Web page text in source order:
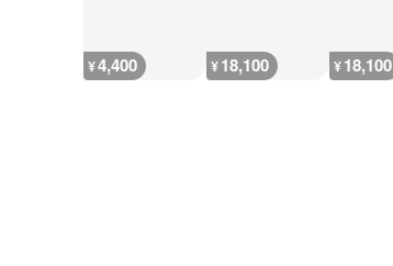
¥4,400 ¥18,100 ¥18,100